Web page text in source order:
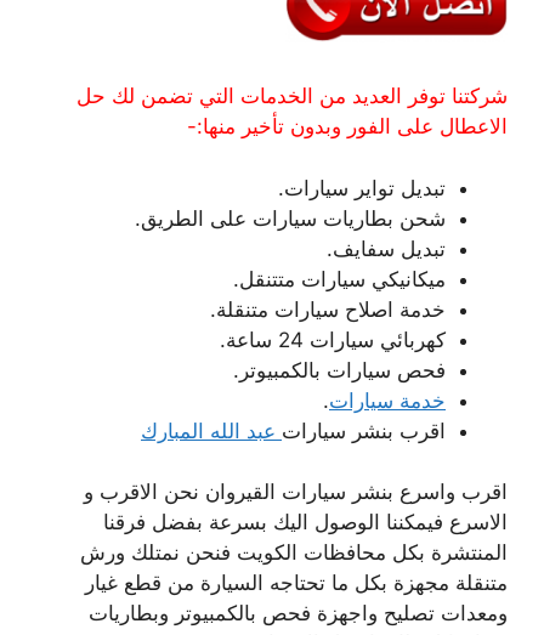
شركتنا توفر العديد من الخدمات التي تضمن لك حل
الاعطال على الفور وبدون تأخير منها:-
تبديل تواير سيارات.
شحن بطاريات سيارات على الطريق.
تبديل سفايف.
ميكانيكي سيارات متتنقل.
خدمة اصلاح سيارات متنقلة.
كهربائي سيارات 24 ساعة.
فحص سيارات بالكمبيوتر.
خدمة سيارات.
اقرب بنشر سيارات عبد الله المبارك
اقرب واسرع بنشر سيارات القيروان نحن الاقرب و
الاسرع فيمكننا الوصول اليك بسرعة بفضل فرقنا
المنتشرة بكل محافظات الكويت فنحن نمتلك ورش
متنقلة مجهزة بكل ما تحتاجه السيارة من قطع غيار
ومعدات تصليح واجهزة فحص بالكمبيوتر وبطاريات